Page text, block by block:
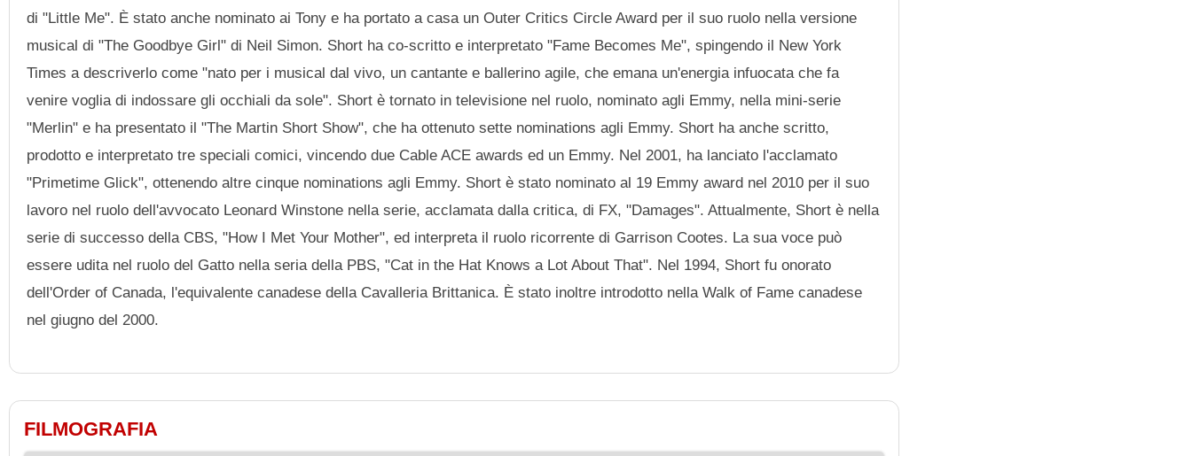
di "Little Me". È stato anche nominato ai Tony e ha portato a casa un Outer Critics Circle Award per il suo ruolo nella versione
musical di "The Goodbye Girl" di Neil Simon. Short ha co-scritto e interpretato "Fame Becomes Me", spingendo il New York
Times a descriverlo come "nato per i musical dal vivo, un cantante e ballerino agile, che emana un'energia infuocata che fa
venire voglia di indossare gli occhiali da sole". Short è tornato in televisione nel ruolo, nominato agli Emmy, nella mini-serie
"Merlin" e ha presentato il "The Martin Short Show", che ha ottenuto sette nominations agli Emmy. Short ha anche scritto,
prodotto e interpretato tre speciali comici, vincendo due Cable ACE awards ed un Emmy. Nel 2001, ha lanciato l'acclamato
"Primetime Glick", ottenendo altre cinque nominations agli Emmy. Short è stato nominato al 19 Emmy award nel 2010 per il suo
lavoro nel ruolo dell'avvocato Leonard Winstone nella serie, acclamata dalla critica, di FX, "Damages". Attualmente, Short è nella
serie di successo della CBS, "How I Met Your Mother", ed interpreta il ruolo ricorrente di Garrison Cootes. La sua voce può
essere udita nel ruolo del Gatto nella seria della PBS, "Cat in the Hat Knows a Lot About That". Nel 1994, Short fu onorato
dell'Order of Canada, l'equivalente canadese della Cavalleria Brittanica. È stato inoltre introdotto nella Walk of Fame canadese
nel giugno del 2000.
FILMOGRAFIA